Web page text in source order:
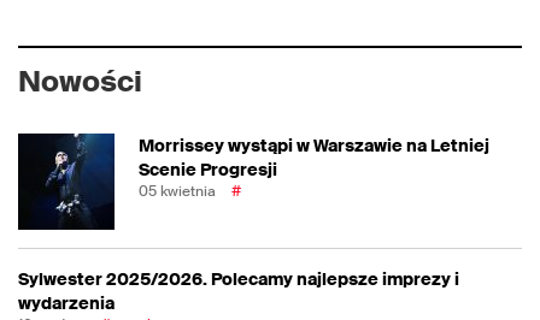
Nowości
Morrissey wystąpi w Warszawie na Letniej
Scenie Progresji
05 kwietnia #
Sylwester 2025/2026. Polecamy najlepsze imprezy i
wydarzenia